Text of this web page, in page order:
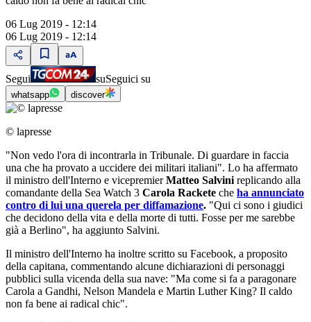
06 Lug 2019 - 12:14
06 Lug 2019 - 12:14
Segui suSeguici su
whatsapp discover
© lapresse
"Non vedo l'ora di incontrarla in Tribunale. Di guardare in faccia
una che ha provato a uccidere dei militari italiani". Lo ha affermato
il ministro dell'Interno e vicepremierMatteo Salvini replicando alla
comandante della Sea Watch 3 Carola Rackete che ha annunciato
contro di lui una querela per diffamazione. "Qui ci sono i giudici
che decidono della vita e della morte di tutti. Fosse per me sarebbe
già a Berlino", ha aggiunto Salvini.
Il ministro dell'Interno ha inoltre scritto su Facebook, a proposito
della capitana, commentando alcune dichiarazioni di personaggi
pubblici sulla vicenda della sua nave: "Ma come si fa a paragonare
Carola a Gandhi, Nelson Mandela e Martin Luther King? Il caldo
non fa bene ai radical chic".